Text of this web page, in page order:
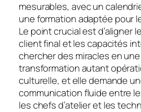
mesurables, avec un
une formation adaptée pour
Le point crucial est d’aligner
client final et les capacités
chercher des miracles en
transformation autant
culturelle, et elle demande
communication fluide entre
les chefs d’atelier et les